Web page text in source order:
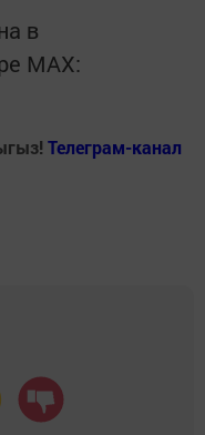
в
MАХ:
Телеграм-канал